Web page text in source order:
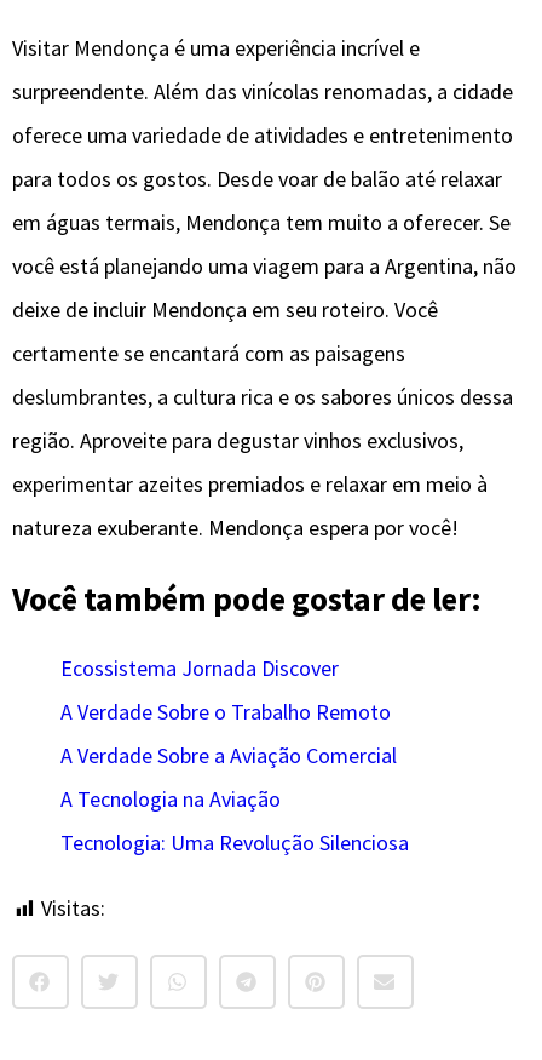
Visitar Mendonça é uma experiência incrível e
surpreendente. Além das vinícolas renomadas, a cidade
oferece uma variedade de atividades e entretenimento
para todos os gostos. Desde voar de balão até relaxar
em águas termais, Mendonça tem muito a oferecer. Se
você está planejando uma viagem para a Argentina, não
deixe de incluir Mendonça em seu roteiro. Você
certamente se encantará com as paisagens
deslumbrantes, a cultura rica e os sabores únicos dessa
região. Aproveite para degustar vinhos exclusivos,
experimentar azeites premiados e relaxar em meio à
natureza exuberante. Mendonça espera por você!
Você também pode gostar de ler:
Ecossistema Jornada Discover
A Verdade Sobre o Trabalho Remoto
A Verdade Sobre a Aviação Comercial
A Tecnologia na Aviação
Tecnologia: Uma Revolução Silenciosa
Visitas: